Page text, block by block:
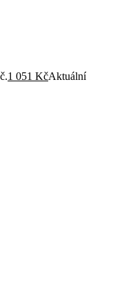
1 051 KčAktuální